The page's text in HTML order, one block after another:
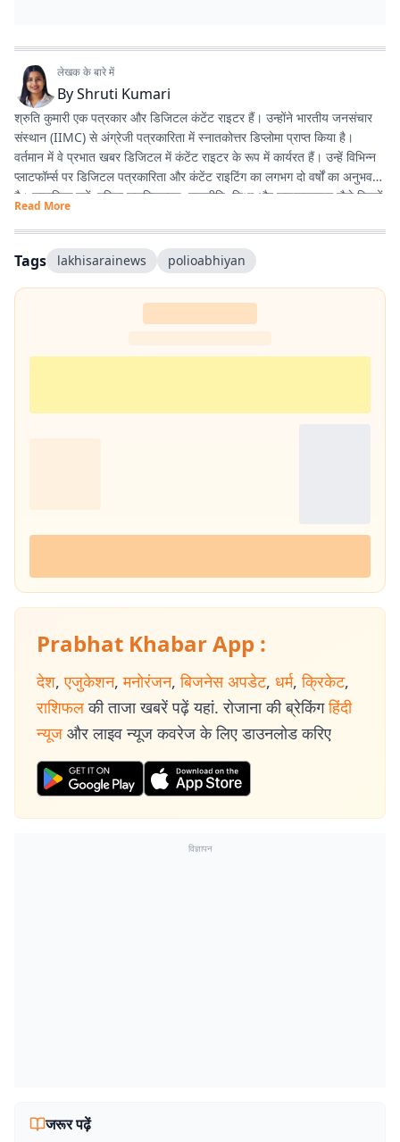
लेखक के बारे में
ByShruti Kumari
श्रुति कुमारी एक पत्रकार और डिजिटल कंटेंट राइटर हैं। उन्होंने भारतीय जनसंचार
संस्थान (IIMC) से अंग्रेजी पत्रकारिता में स्नातकोत्तर डिप्लोमा प्राप्त किया है।
वर्तमान में वे प्रभात खबर डिजिटल में कंटेंट राइटर के रूप में कार्यरत हैं। उन्हें विभिन्न
प्लाटफॉर्म्स पर डिजिटल पत्रकारिता और कंटेंट राइटिंग का लगभग दो वर्षों का अनुभव
है। सामाजिक मुद्दों, महिला सशक्तिकरण, राजनीति, शिक्षा और लाइफस्टाइल जैसे विषयों
पर लिखना उनकी विशेष रुचि का क्षेत्र है। इसके अलावा वे डिजिटल प्लेटफॉर्म के लिए
स्क्रिप्ट राइटिंग करती हैं तथा हिंदी कविता और अंगिका भाषा में लेखन का भी शौक
रखती हैं। प्रकृति से उनका विशेष लगाव है और वे मानती हैं कि संवेदनशील, तथ्यपरक
और जनसरोकार से जुड़ी पत्रकारिता समाज में सकारात्मक बदलाव का माध्यम बन सकती
है।
Read More
Tags lakhisarainews polioabhiyan
Prabhat Khabar App :
देश, एजुकेशन, मनोरंजन, बिजनेस अपडेट, धर्म, क्रिकेट,
राशिफल की ताजा खबरें पढ़ें यहां. रोजाना की ब्रेकिंग हिंदी
न्यूज और लाइव न्यूज कवरेज के लिए डाउनलोड करिए
विज्ञापन
जरूर पढ़ें